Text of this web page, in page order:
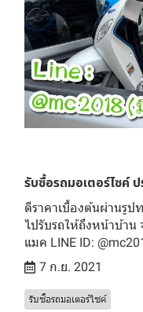
รับซื้อรถมอเตอร์ไซค์
ตีราคาเบื้องต้นผ่านรูป
ไปรับรถให้ถึงหน้าบ้าน
แมค LINE ID:
7 ก.ย. 2021
รับซื้อรถมอเตอร์ไซค์